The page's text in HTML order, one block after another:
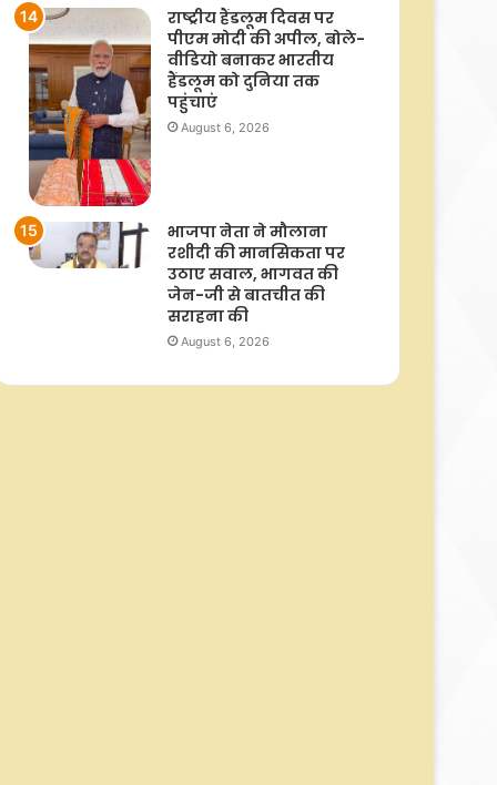
राष्ट्रीय हैंडलूम दिवस पर
पीएम मोदी की अपील, बोले-
वीडियो बनाकर भारतीय
हैंडलूम को दुनिया तक
पहुंचाएं
August 6, 2026
भाजपा नेता ने मौलाना
रशीदी की मानसिकता पर
उठाए सवाल, भागवत की
जेन-जी से बातचीत की
सराहना की
August 6, 2026